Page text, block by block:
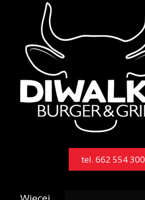
tel. 662 554 300